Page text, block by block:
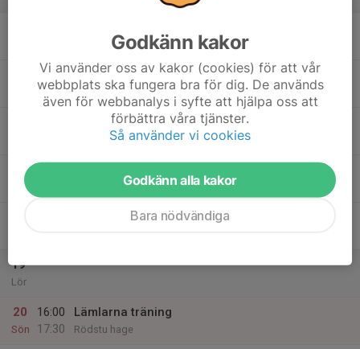
Lämlarna träning
Eklids IP
17
Tor
Lämlarna Terräng-DM
19
Lör
20
Sön
16:00
17:30
Lämlarna träning
Rödstu hage
Godkänn kakor
Vi använder oss av kakor (cookies) för att vår
webbplats ska fungera bra för dig. De används
även för webbanalys i syfte att hjälpa oss att
förbättra våra tjänster.
Så använder vi cookies
Godkänn alla kakor
Bara nödvändiga